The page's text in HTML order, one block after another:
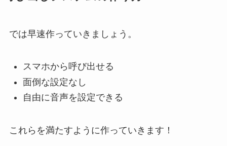
では早速作っていきましょう。
スマホから呼び出せる
面倒な設定なし
自由に音声を設定できる
これらを満たすように作っていきます！